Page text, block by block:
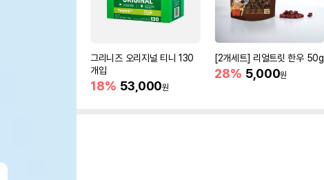
그리니즈 오리지널 티니 130
개입
18% 53,000원
[2개세트] 리얼트릿 한우 50g
28% 5,000원